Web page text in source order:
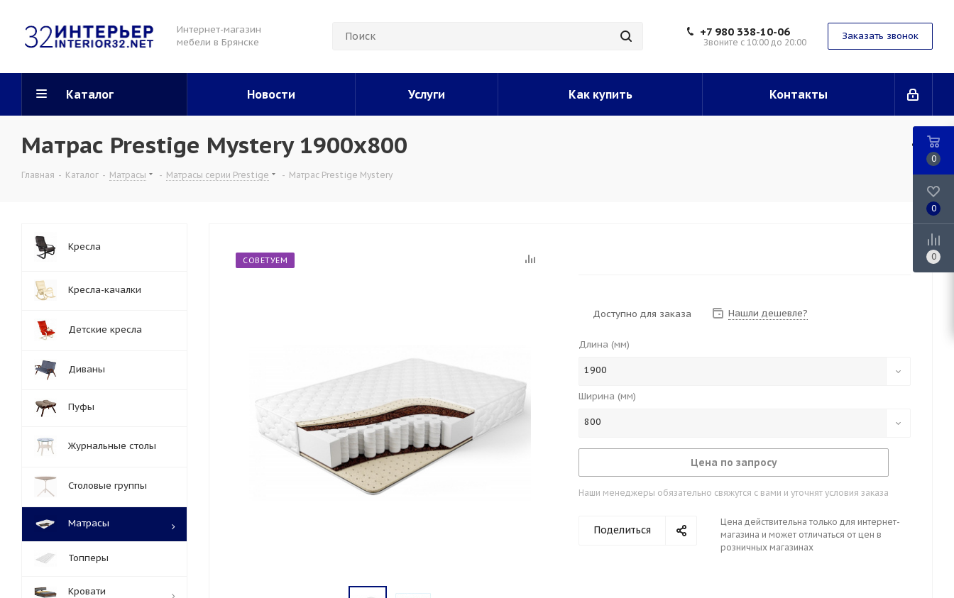
Интернет-магазин
мебели в Брянске
+7 980 338-10-06
Звоните с 10:00 до 20:00
Заказать звонок
Каталог Новости Услуги Как купить Контакты
Матрас Prestige Mystery 1900x800
Главная - Каталог - Матрасы - Матрасы серии Prestige - Матрас Prestige Mystery
СОВЕТУЕМ
Доступно для заказа Нашли дешевле?
Длина (мм)
1900
Ширина (мм)
800
Цена по запросу
Наши менеджеры обязательно свяжутся с вами и уточнят условия заказа
Поделиться
Цена действительна только для интернет-
магазина и может отличаться от цен в
розничных магазинах
Кресла
Кресла-качалки
Детские кресла
Диваны
Пуфы
Журнальные столы
Столовые группы
Матрасы
Топперы
Кровати
0
0
0